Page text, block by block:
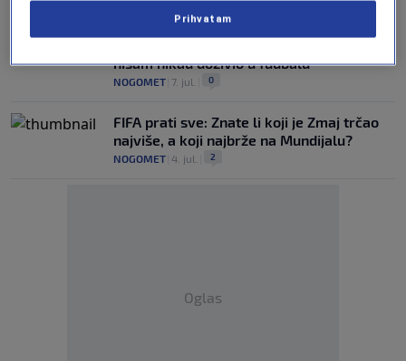
naljutilo na Mundijalu: "Da predsjednik
nisam nikad doživio u fudbalu"
NOGOMET 7. jul. 0
FIFA prati sve: Znate li koji je Zmaj trčao
najviše, a koji najbrže na Mundijalu?
NOGOMET 4. jul. 2
Oglas
Prihvatam